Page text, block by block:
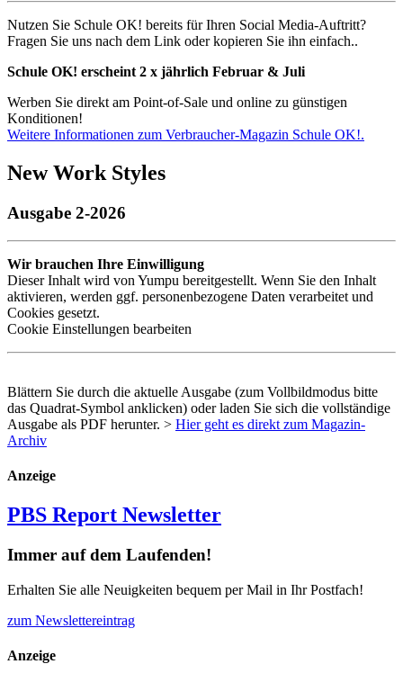
Nutzen Sie Schule OK! bereits für Ihren Social Media-Auftritt?
Fragen Sie uns nach dem Link oder kopieren Sie ihn einfach..
Schule OK! erscheint 2 x jährlich Februar & Juli
Werben Sie direkt am Point-of-Sale und online zu günstigen
Konditionen!
Weitere Informationen zum Verbraucher-Magazin Schule OK!.
New Work Styles
Ausgabe 2-2026
Wir brauchen Ihre Einwilligung
Dieser Inhalt wird von Yumpu bereitgestellt. Wenn Sie den Inhalt
aktivieren, werden ggf. personenbezogene Daten verarbeitet und
Cookies gesetzt.
Cookie Einstellungen bearbeiten
Blättern Sie durch die aktuelle Ausgabe (zum Vollbildmodus bitte
das Quadrat-Symbol anklicken) oder laden Sie sich die vollständige
Ausgabe als PDF herunter. > Hier geht es direkt zum Magazin-
Archiv
Anzeige
PBS Report Newsletter
Immer auf dem Laufenden!
Erhalten Sie alle Neuigkeiten bequem per Mail in Ihr Postfach!
zum Newslettereintrag
Anzeige